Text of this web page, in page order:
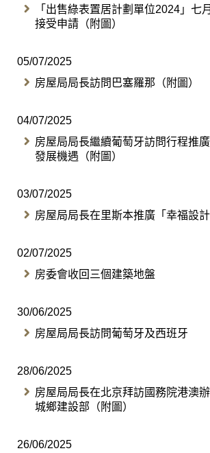
「出售綠表置居計劃單位2024」七
接受申請（附圖）
05/07/2025
房屋局局長訪問巴塞羅那（附圖）
04/07/2025
房屋局局長繼續葡萄牙訪問行程推
發展機遇（附圖）
03/07/2025
房屋局局長在里斯本推廣「幸福設計
02/07/2025
房委會收回三個建築地盤
30/06/2025
房屋局局長訪問葡萄牙及西班牙
28/06/2025
房屋局局長在北京拜訪國務院港澳
城鄉建設部（附圖）
26/06/2025